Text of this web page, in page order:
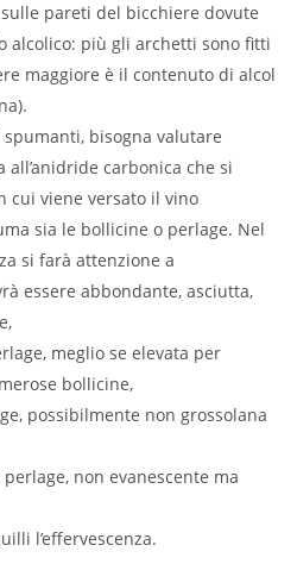
pareti del bicchiere dovute
alcolico: più gli archetti sono fitti
maggiore è il contenuto di alcol
bisogna valutare
all’anidride carbonica che si
cui viene versato il vino
sia le bollicine o perlage. Nel
si farà attenzione a
essere abbondante, asciutta,
meglio se elevata per
bollicine,
possibilmente non grossolana
non evanescente ma
l’effervescenza.